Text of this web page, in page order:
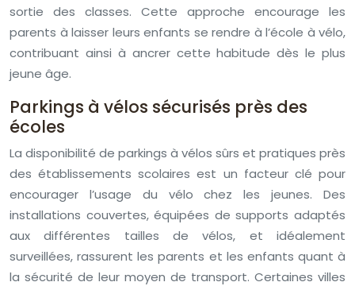
sortie des classes. Cette approche encourage les
parents à laisser leurs enfants se rendre à l’école à vélo,
contribuant ainsi à ancrer cette habitude dès le plus
jeune âge.
Parkings à vélos sécurisés près des
écoles
La disponibilité de parkings à vélos sûrs et pratiques près
des établissements scolaires est un facteur clé pour
encourager l’usage du vélo chez les jeunes. Des
installations couvertes, équipées de supports adaptés
aux différentes tailles de vélos, et idéalement
surveillées, rassurent les parents et les enfants quant à
la sécurité de leur moyen de transport. Certaines villes